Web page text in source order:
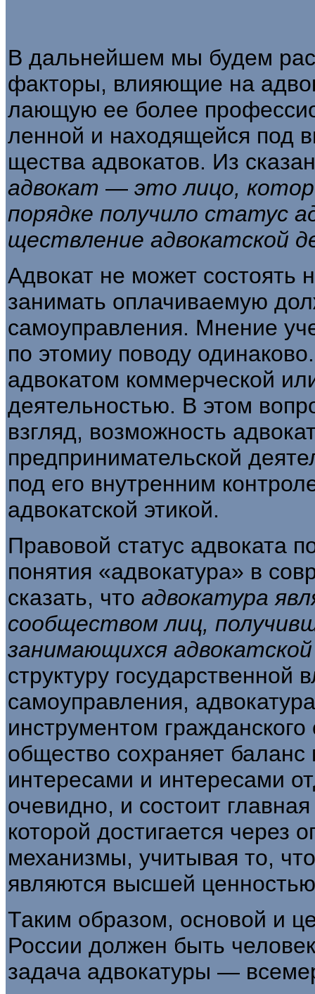
В дальнейшем мы будем
факторы, влияющие на
лающую ее более
ленной и находящейся под
щества адвокатов. Из
адвокат — это лицо,
порядке получило статус
ществление адвокатской
Адвокат не может состоять
занимать оплачиваемую
самоуправления. Мнение
по этомиу поводу
адвокатом коммерческой
деятель­ностью. В этом
взгляд, возможность
предпринимательской
под его внутренним
адвокатской этикой.
Правовой статус адвоката
понятия «адвокатура» в
сказать, что адвокатура
сообществом лиц,
занимающихся
структуру государственной
самоуправления,
инструментом
общество сохраняет
интересами и интересами
очевидно, и состоит
которой достигается через
механизмы, учитывая то,
являются высшей
Таким образом, основой и
России должен быть
задача адвокатуры —